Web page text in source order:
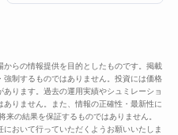
らの情報提供を目的としたものです。掲載
強制するものではありません。投資には価格
ります。過去の運用実績やシュミレーショ
りません。また、情報の正確性・最新性に
の結果を保証するものではありません。
おいて行っていただくようお願いいたしま